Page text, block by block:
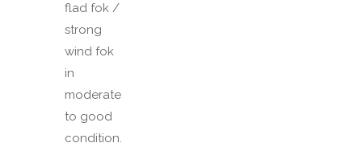
flad fok /
strong
wind fok
in
moderate
to good
condition.